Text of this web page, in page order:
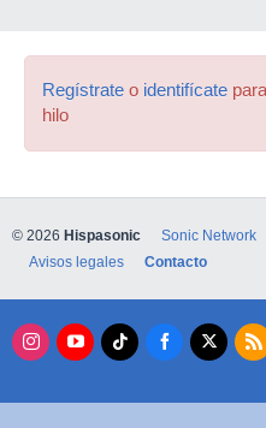
Regístrate o identifícate
hilo
© 2026 Hispasonic Sonic Network
Avisos legales
Contacto